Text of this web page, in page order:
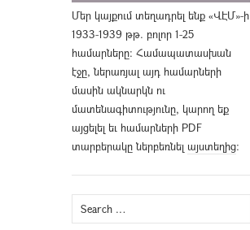
Մեր կայքում տեղադրել ենք «ՎԷՄ»-ի
1933-1939 թթ. բոլոր 1-25
համարները։ Համապատասխան
էջը, ներառյալ այդ համարների
մասին ակնարկն ու
մատենագիտությունը, կարող եք
այցելել եւ համարների PDF
տարբերակը ներբեռնել այստեղից։
Search
for: